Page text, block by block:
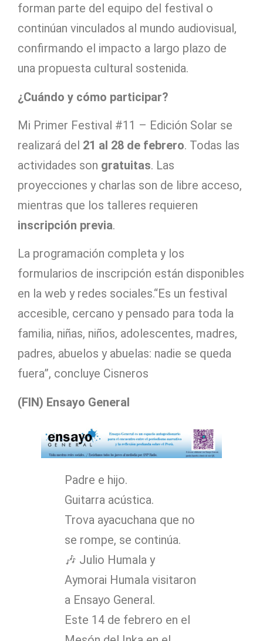
forman parte del equipo del festival o
continúan vinculados al mundo audiovisual,
confirmando el impacto a largo plazo de
una propuesta cultural sostenida.
¿Cuándo y cómo participar?
Mi Primer Festival #11 – Edición Solar se
realizará del 21 al 28 de febrero. Todas las
actividades son gratuitas. Las
proyecciones y charlas son de libre acceso,
mientras que los talleres requieren
inscripción previa.
La programación completa y los
formularios de inscripción están disponibles
en la web y redes sociales.“Es un festival
accesible, cercano y pensado para toda la
familia, niñas, niños, adolescentes, madres,
padres, abuelos y abuelas: nadie se queda
fuera”, concluye Cisneros
(FIN) Ensayo General
Padre e hijo.
Guitarra acústica.
Trova ayacuchana que no
se rompe, se continúa.
🎶 Julio Humala y
Aymorai Humala visitaron
a Ensayo General.
Este 14 de febrero en el